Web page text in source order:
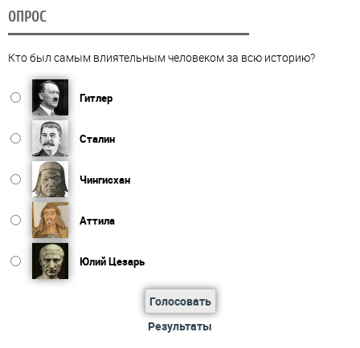
ОПРОС
Кто был самым влиятельным человеком за всю историю?
Гитлер
Сталин
Чингисхан
Аттила
Юлий Цезарь
Голосовать
Результаты